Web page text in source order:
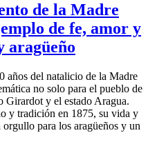
de la Madre
de fe, amor y
aragüeño
años del natalicio de la Madre
no solo para el pueblo de
y el estado Aragua.
y tradición en 1875, su vida y
para los aragüeños y un